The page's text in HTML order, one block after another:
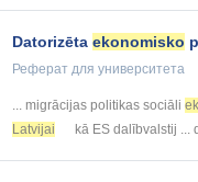
Datorizēta ekonomisko
Реферат для университета
... migrācijas politikas sociāli
Latvijai
kā ES dalībvalstij ...